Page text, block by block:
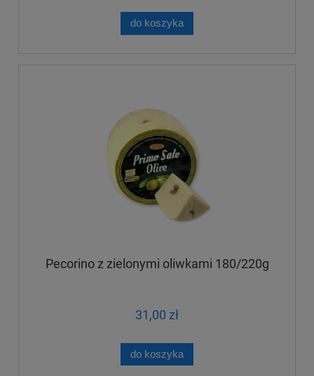
do koszyka
Pecorino z zielonymi oliwkami 180/220g
31,00 zł
do koszyka